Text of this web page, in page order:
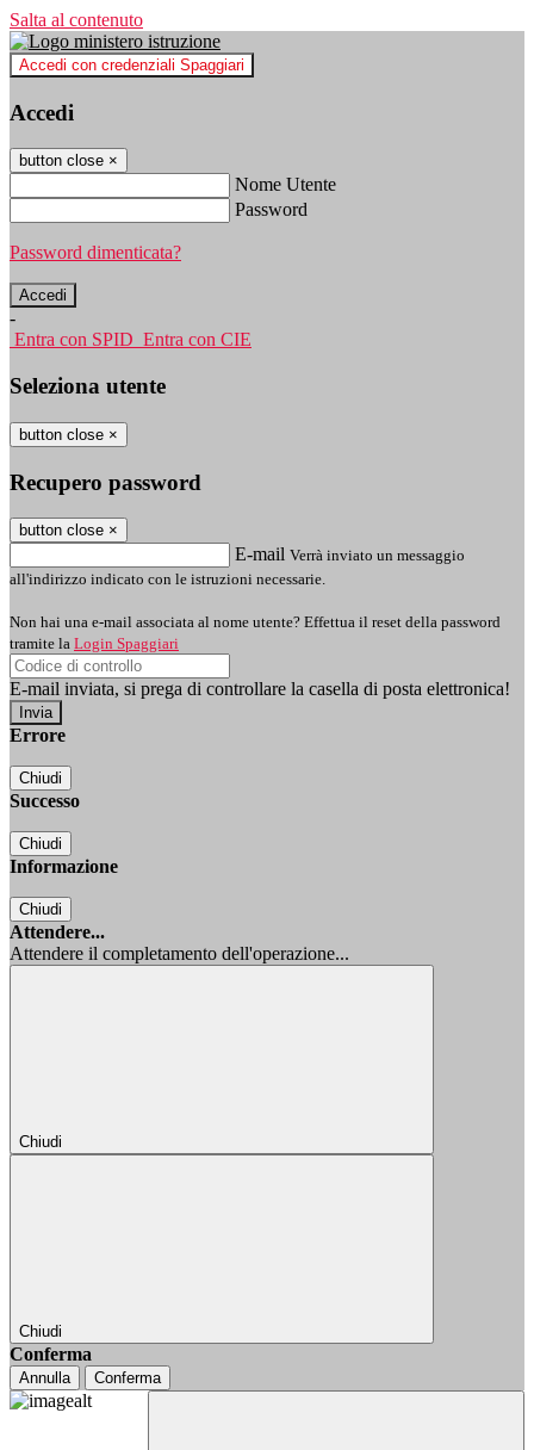
Salta al contenuto
Accedi con credenziali Spaggiari
Accedi
button close ×
Nome Utente
Password
Password dimenticata?
-
Entra con SPID Entra con CIE
Seleziona utente
button close ×
Recupero password
button close ×
E-mail Verrà inviato un messaggio
all'indirizzo indicato con le istruzioni necessarie.
Non hai una e-mail associata al nome utente? Effettua il reset della password
tramite la Login Spaggiari
E-mail inviata, si prega di controllare la casella di posta elettronica!
Errore
Chiudi
Successo
Chiudi
Informazione
Chiudi
Attendere...
Attendere il completamento dell'operazione...
Chiudi
Chiudi
Conferma
Annulla Conferma